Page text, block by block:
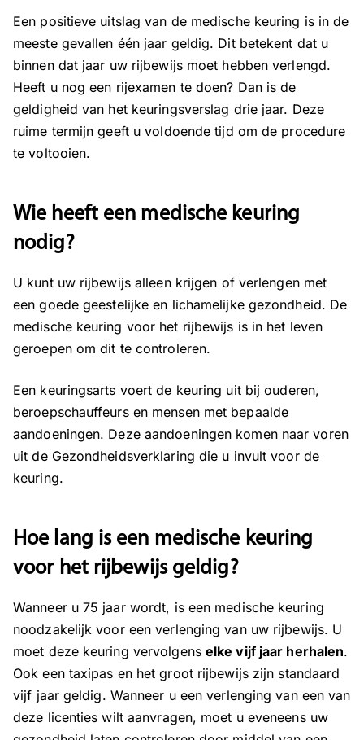
Een positieve uitslag van de medische keuring is in de
meeste gevallen één jaar geldig. Dit betekent dat u
binnen dat jaar uw rijbewijs moet hebben verlengd.
Heeft u nog een rijexamen te doen? Dan is de
geldigheid van het keuringsverslag drie jaar. Deze
ruime termijn geeft u voldoende tijd om de procedure
te voltooien.
Wie heeft een medische keuring
nodig?
U kunt uw rijbewijs alleen krijgen of verlengen met
eengoede geestelijke en lichamelijke gezondheid. De
medische keuring voor het rijbewijs is in het leven
geroepen om dit te controleren.
Een keuringsarts voert de keuring uit bij ouderen,
beroepschauffeurs en mensen met bepaalde
aandoeningen. Deze aandoeningen komen naar voren
uit de Gezondheidsverklaring die u invult voor de
keuring.
Hoe lang is een medische keuring
voor het rijbewijs geldig?
Wanneer u 75 jaar wordt, is een medische keuring
noodzakelijk voor een verlenging van uw rijbewijs. U
moet deze keuring vervolgens elke vijf jaar herhalen.
Ook een taxipas en het groot rijbewijs zijn standaard
vijf jaar geldig. Wanneer u een verlenging van een van
deze licenties wilt aanvragen, moet u eveneens uw